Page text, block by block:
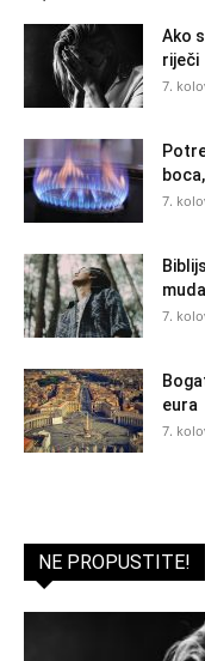
Ako
riječi
7.
7.
7.
eura
7.
NE PROPUSTITE!